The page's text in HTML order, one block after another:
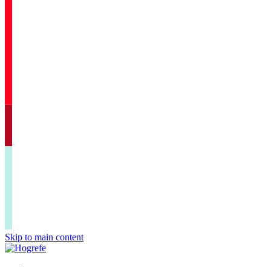
Skip to main content